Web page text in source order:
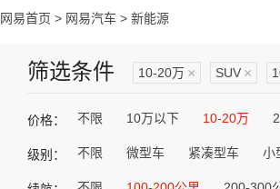
网易首页 > 网易汽车 > 新能源
筛选条件 10-20万 × SUV ×
价格： 不限 10万以下 10-20万
级别： 不限 微型车 紧凑型车 小